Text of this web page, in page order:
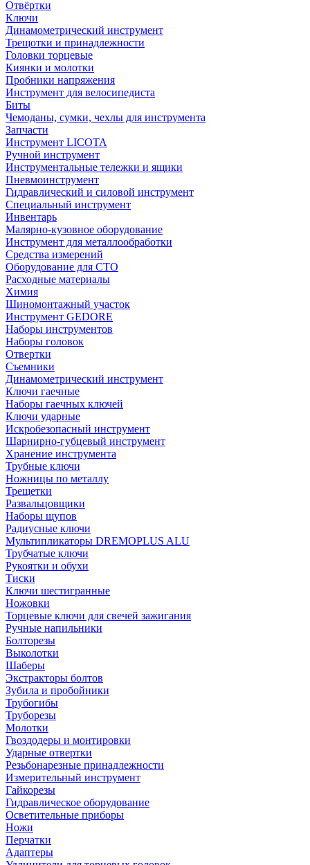
Отвёртки
Ключи
Динамометрический инструмент
Трещотки и принадлежности
Головки торцевые
Киянки и молотки
Пробники напряжения
Инструмент для велосипедиста
Биты
Чемоданы, сумки, чехлы для инструмента
Запчасти
Инструмент LICOTA
Ручной инструмент
Инструментальные тележки и ящики
Пневмоинструмент
Гидравлический и силовой инструмент
Специальный инструмент
Инвентарь
Малярно-кузовное оборудование
Инструмент для металлообработки
Средства измерений
Оборудование для СТО
Расходные материалы
Химия
Шиномонтажный участок
Инструмент GEDORE
Наборы инструментов
Наборы головок
Отвертки
Съемники
Динамометрический инструмент
Ключи гаечные
Наборы гаечных ключей
Ключи ударные
Искробезопасный инструмент
Шарнирно-губцевый инструмент
Хранение инструмента
Трубные ключи
Ножницы по металлу
Трещетки
Развальцовщики
Наборы щупов
Радиусные ключи
Мультипликаторы DREMOPLUS ALU
Трубчатые ключи
Рукоятки и обухи
Тиски
Ключи шестигранные
Ножовки
Торцевые ключи для свечей зажигания
Ручные напильники
Болторезы
Выколотки
Шаберы
Экстракторы болтов
Зубила и пробойники
Трубогибы
Труборезы
Молотки
Гвоздодеры и монтировки
Ударные отвертки
Резьбонарезные принадлежности
Измерительный инструмент
Гайкорезы
Гидравлическое оборудование
Осветительные приборы
Ножи
Перчатки
Адаптеры